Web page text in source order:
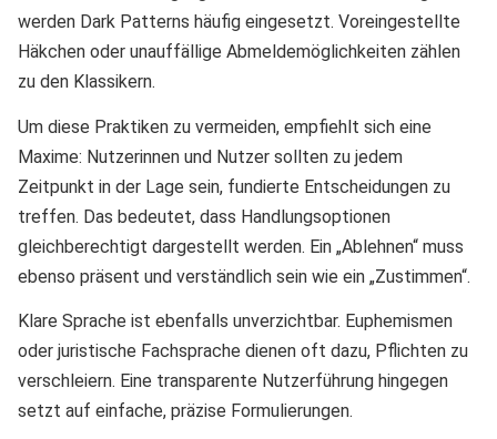
werden Dark Patterns häufig eingesetzt. Voreingestellte
Häkchen oder unauffällige Abmeldemöglichkeiten zählen
zu den Klassikern.
Um diese Praktiken zu vermeiden, empfiehlt sich eine
Maxime: Nutzerinnen und Nutzer sollten zu jedem
Zeitpunkt in der Lage sein, fundierte Entscheidungen zu
treffen. Das bedeutet, dass Handlungsoptionen
gleichberechtigt dargestellt werden. Ein „Ablehnen“ muss
ebenso präsent und verständlich sein wie ein „Zustimmen“.
Klare Sprache ist ebenfalls unverzichtbar. Euphemismen
oder juristische Fachsprache dienen oft dazu, Pflichten zu
verschleiern. Eine transparente Nutzerführung hingegen
setzt auf einfache, präzise Formulierungen.